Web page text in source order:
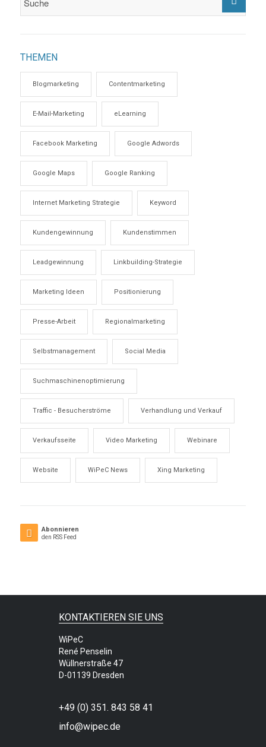
THEMEN
Blogmarketing Contentmarketing
E-Mail-Marketing eLearning
Facebook Marketing Google Adwords
Google Maps Google Ranking
Internet Marketing Strategie Keyword
Kundengewinnung Kundenstimmen
Leadgewinnung Linkbuilding-Strategie
Marketing Ideen Positionierung
Presse-Arbeit Regionalmarketing
Selbstmanagement Social Media
Suchmaschinenoptimierung
Traffic - Besucherströme Verhandlung und Verkauf
Verkaufsseite Video Marketing Webinare
Website WiPeC News Xing Marketing
Abonnieren
den RSS Feed
KONTAKTIEREN SIE UNS
WiPeC
René Penselin
Wüllnerstraße 47
D-01139 Dresden
+49 (0) 351. 843 58 41
info@wipec.de